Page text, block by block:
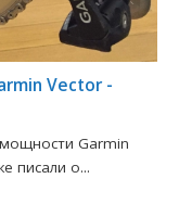
Vector -
Garmin
писали о...